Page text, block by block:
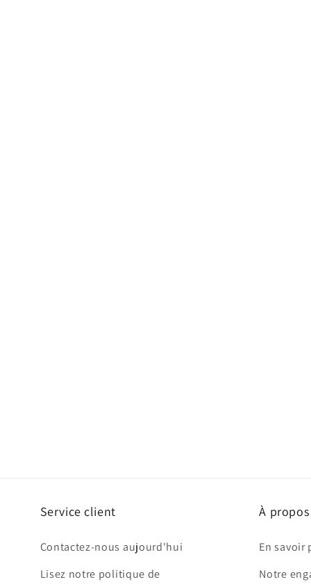
Service client
Contactez-nous aujourd'hui
Lisez notre politique de
À
En savoir
Notre